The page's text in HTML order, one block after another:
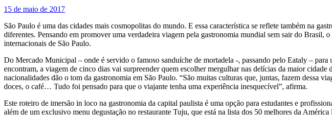
15 de maio de 2017
São Paulo é uma das cidades mais cosmopolitas do mundo. E essa característica se reflete também na
diferentes. Pensando em promover uma verdadeira viagem pela gastronomia mundial sem sair do
internacionais de São Paulo.
Do Mercado Municipal – onde é servido o famoso sanduíche de mortadela -, passando pelo Eataly –
encontram, a viagem de cinco dias vai surpreender quem escolher mergulhar nas delícias da maior
nacionalidades dão o tom da gastronomia em São Paulo. “São muitas culturas que, juntas, fazem dessa
doces, o café… Tudo foi pensado para que o viajante tenha uma experiência inesquecível”, afirma.
Este roteiro de imersão in loco na gastronomia da capital paulista é uma opção para estudantes e
além de um exclusivo menu degustação no restaurante Tuju, que está na lista dos 50 melhores da